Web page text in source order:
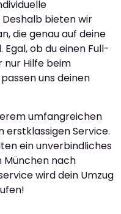
bieten wir
die genau auf deine
ob du einen Full-
Hilfe beim
uns deinen
umfangreichen
erstklassigen Service.
ein unverbindliches
München nach
wird dein Umzug